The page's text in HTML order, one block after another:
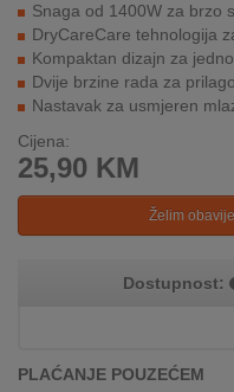
NOVO
U
PONUDI
KONTAKT
KUPOVINA
Snaga od 1400W za brzo
DryCareCare tehnologija
Kompaktan dizajn za
Dvije brzine rada za
Nastavak za usmjeren
Cijena:
25,90 KM
Želim
Dostupnost:
PLAĆANJE POUZEĆEM